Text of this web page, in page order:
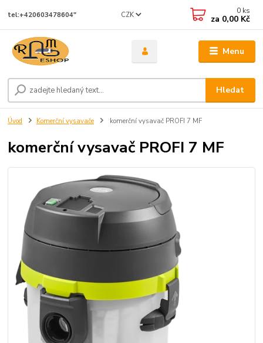
Menu
CZK
Hledat
tel:+420603478604" 0 ks
za 0,00 Kč
Úvod Komerční vysavače komerční vysavač PROFI 7 MF
komerční vysavač PROFI 7 MF